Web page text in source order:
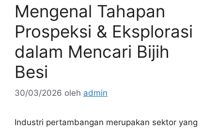
Mengenal Tahapan
Prospeksi & Eksplorasi
dalam Mencari Bijih
Besi
30/03/2026 oleh admin
Industri pertambangan merupakan sektor yang